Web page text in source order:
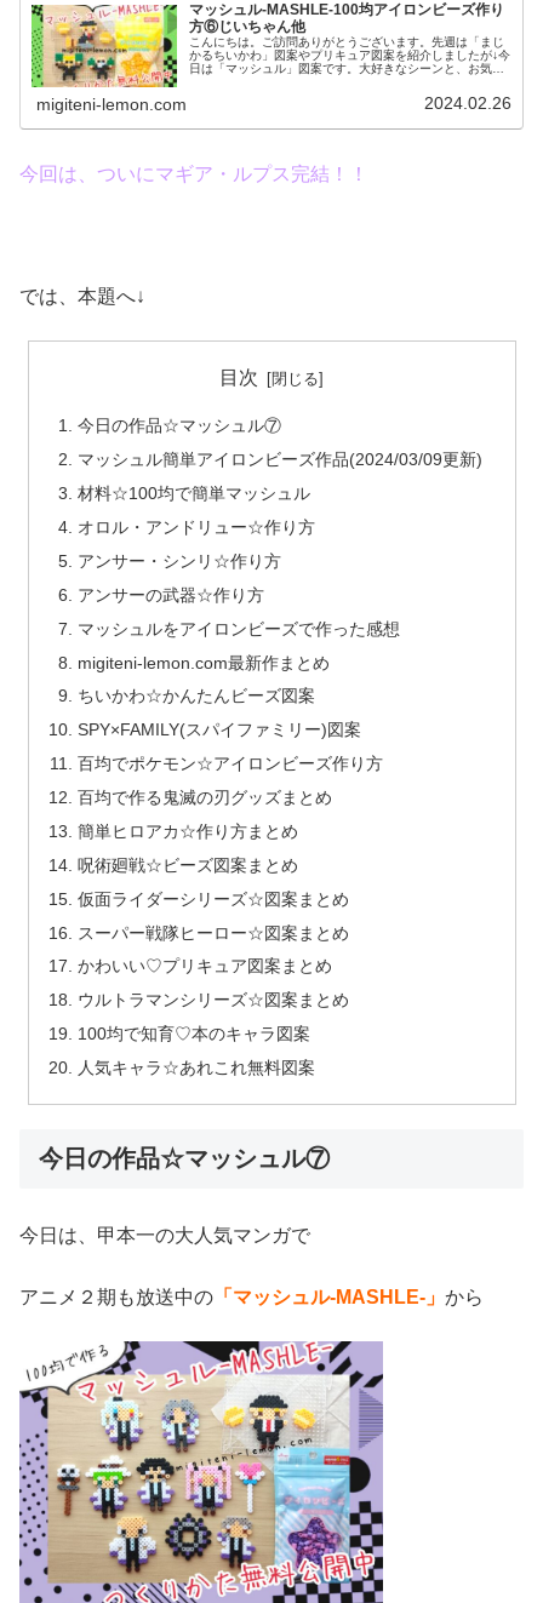
マッシュル-MASHLE-100均アイロンビーズ作り
方⑥じいちゃん他
こんにちは。ご訪問ありがとうございます。先週は「まじ
かるちいかわ」図案やプリキュア図案を紹介しましたが↓今
日は「マッシュル」図案です。大好きなシーンと、お気に
migiteni-lemon.com 2024.02.26
今回は、ついにマギア・ルプス完結！！
では、本題へ↓
目次
今日の作品☆マッシュル⑦
マッシュル簡単アイロンビーズ作品(2024/03/09更新)
材料☆100均で簡単マッシュル
オロル・アンドリュー☆作り方
アンサー・シンリ☆作り方
アンサーの武器☆作り方
マッシュルをアイロンビーズで作った感想
migiteni-lemon.com最新作まとめ
ちいかわ☆かんたんビーズ図案
SPY×FAMILY(スパイファミリー)図案
百均でポケモン☆アイロンビーズ作り方
百均で作る鬼滅の刃グッズまとめ
簡単ヒロアカ☆作り方まとめ
呪術廻戦☆ビーズ図案まとめ
仮面ライダーシリーズ☆図案まとめ
スーパー戦隊ヒーロー☆図案まとめ
かわいい♡プリキュア図案まとめ
ウルトラマンシリーズ☆図案まとめ
100均で知育♡本のキャラ図案
人気キャラ☆あれこれ無料図案
今日の作品☆マッシュル⑦
今日は、甲本一の大人気マンガで
アニメ２期も放送中の 「マッシュル-MASHLE-」 から